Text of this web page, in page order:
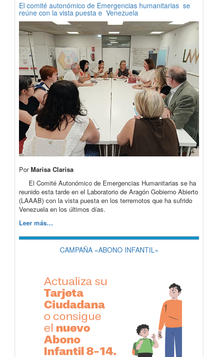
El comité autonómico de Emergencias humanitarias se
reúne con la vista puesta e Venezuela
PorMarisa Clarisa
El Comité Autonómico de Emergencias Humanitarias se ha
reunido esta tarde en el Laboratorio de Aragón Gobierno Abierto
(LAAAB) con la vista puesta en los terremotos que ha sufrido
Venezuela en los últimos días.
Leer más…
CAMPAÑA «ABONO INFANTIL»